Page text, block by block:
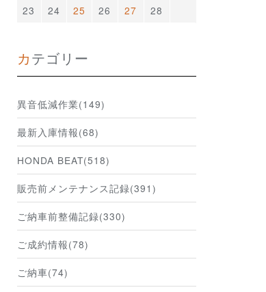
23
24 25 26 27 28
カテゴリー
異音低減作業(149)
最新入庫情報(68)
HONDA BEAT(518)
販売前メンテナンス記録(391)
ご納車前整備記録(330)
ご成約情報(78)
ご納車(74)